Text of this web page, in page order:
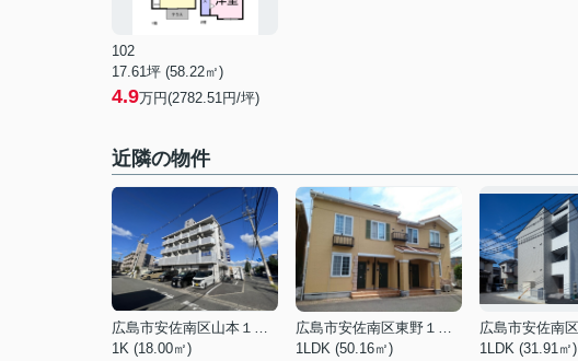
102
17.61坪 (58.22㎡)
4.9万円(2782.51円/坪)
近隣の物件
広島市安佐南区山本１丁目
1K (18.00㎡)
広島市安佐南区東野１丁目
1LDK (50.16㎡)
1LDK (31.91㎡)